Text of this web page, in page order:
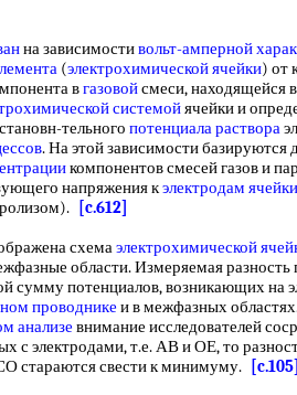
на зависимостивольт-амперной
(электрохимической ячейки) от
вгазовойсмеси, находящейся в
системойячейки и
тельного потенциала раствора
. На этой зависимости базируются
компонентов смесей газов и
напряжения кэлектродам ячейки
[c.612]
схемаэлектрохимической
области. Измеряемая разность
сумму потенциалов, возникающих на
проводнике и в межфазных
анализе внимание исследователей
с электродами, т.е. АВ и ОЕ, то
стараются свести к минимуму.
[c.105]